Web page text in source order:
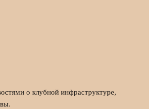
о клубной инфраструктуре,